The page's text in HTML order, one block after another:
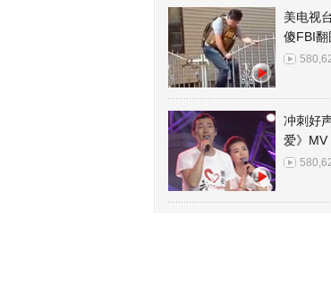
美电视
傻FBI翻
冲刺好
爱》MV